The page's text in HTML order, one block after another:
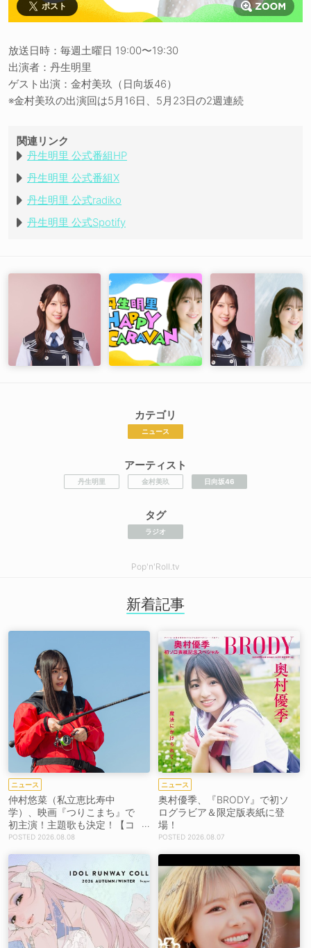
ポスト
放送日時：毎週土曜日 19:00〜19:30
出演者：丹生明里
ゲスト出演：金村美玖（日向坂46）
※金村美玖の出演回は5月16日、5月23日の2週連続
関連リンク
丹生明里 公式番組HP
丹生明里 公式番組X
丹生明里 公式radiko
丹生明里 公式Spotify
カテゴリ
ニュース
アーティスト
丹生明里 金村美玖 日向坂46
タグ
ラジオ
Pop'n'Roll.tv
新着記事
ニュース
仲村悠菜（私立恵比寿中
学）、映画『つりこまち』で
初主演！主題歌も決定！【コ
メントあり】
2026.08.08
ニュース
奥村優季、『BRODY』で初ソ
ログラビア＆限定版表紙に登
場！
2026.08.07